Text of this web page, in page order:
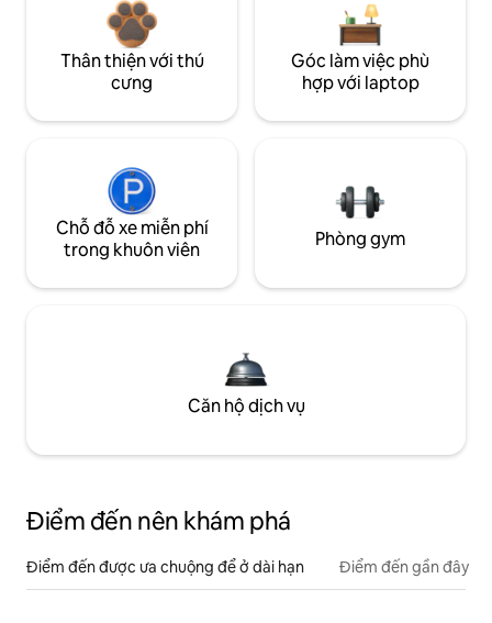
Thân thiện với thú
cưng
Góc làm việc phù
hợp với laptop
Chỗ đỗ xe miễn phí
trong khuôn viên
Phòng gym
Căn hộ dịch vụ
Điểm đến nên khám phá
Điểm đến được ưa chuộng để ở dài hạn Điểm đến gần đây